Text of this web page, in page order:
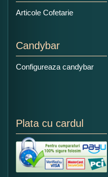
Copiati alaturi
Articole Cofetarie
Candybar
Configureaza candybar
Plata cu cardul